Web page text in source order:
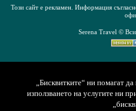
Този сайт е рекламен. Информация
Serena Travel ©
„Бисквитките“ ни помагат
използването на услугите ни